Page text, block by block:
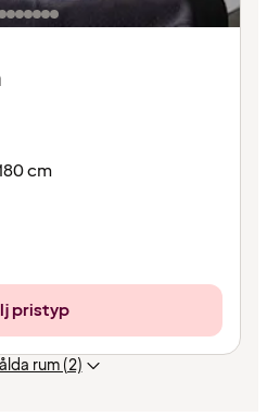
cm
pristyp
rum (2)